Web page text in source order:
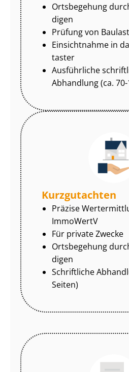
Ortsbegehung
di­gen
Prüfung von
Einsichtnahme in
tas­ter
Ausführliche
Abhandlung (ca.
Kurzgutachten
Präzise
ImmoWertV
Für private Zwecke
Ortsbegehung
di­gen
Schriftliche
Seiten)